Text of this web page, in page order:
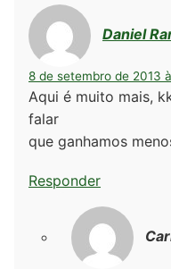
Daniel
8 de setembro de 2013
Aqui é muito mais,
falar
que ganhamos
Responder